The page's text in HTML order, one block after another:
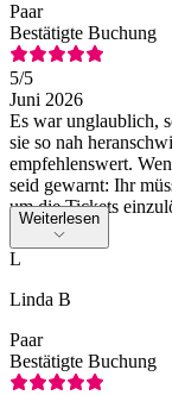
Paar
Bestätigte Buchung
5/5
Juni 2026
Es war unglaublich,
sie so nah
empfehlenswert.
seid gewarnt: Ihr
um die Tickets
Unterschied.
Weiterlesen
L
Linda B
Paar
Bestätigte Buchung